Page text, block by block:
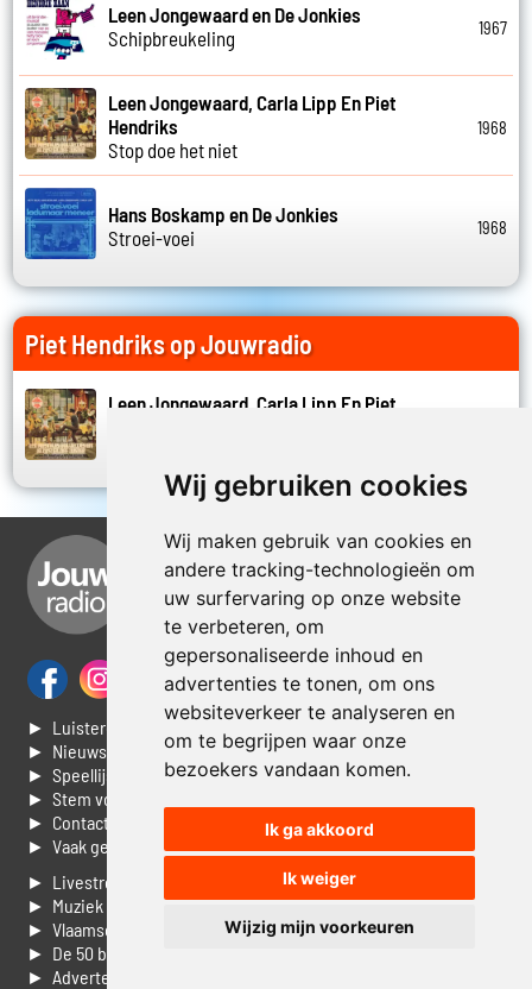
Wij gebruiken cookies
Wij maken gebruik van cookies en
andere tracking-technologieën om
uw surfervaring op onze website
te verbeteren, om
gepersonaliseerde inhoud en
advertenties te tonen, om ons
websiteverkeer te analyseren en
om te begrijpen waar onze
bezoekers vandaan komen.
Ik ga akkoord
Ik weiger
Wijzig mijn voorkeuren
Leen Jongewaard en De Jonkies
Schipbreukeling
1967
Leen Jongewaard, Carla Lipp En Piet
Hendriks
Stop doe het niet
1968
Hans Boskamp en De Jonkies
Stroei-voei
1968
Piet Hendriks op Jouwradio
Leen Jongewaard, Carla Lipp En Piet
► Luisteren naar Jouwradio
► Nieuws
► Speellijst
► Stem voor de Dag top 3
► Contacteer ons
► Vaak gestelde vragen
► Livestream informatie
► Muziek opzoeken
► Vlaamse 100 Aller tijden
► De 50 beste van...
► Adverteren op Jouwradio